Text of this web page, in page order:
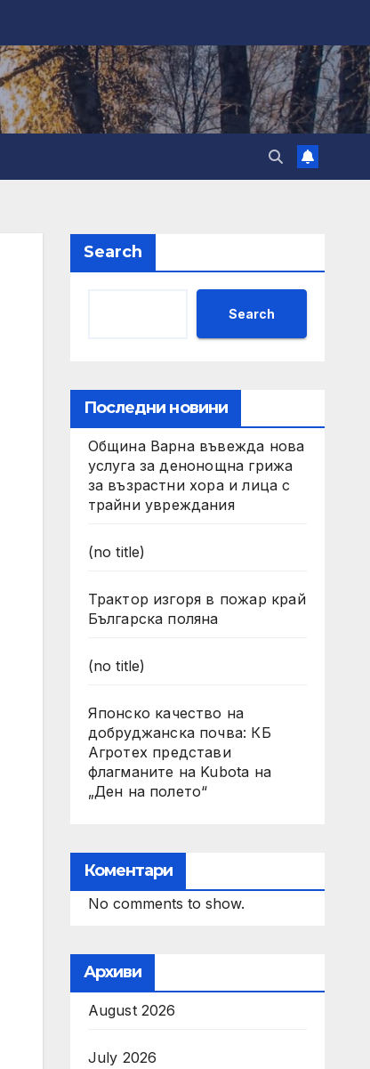
Search
Search
Последни новини
Община Варна въвежда нова
услуга за денонощна грижа
за възрастни хора и лица с
трайни увреждания
(no title)
Трактор изгоря в пожар край
Българска поляна
(no title)
Японско качество на
добруджанска почва: КБ
Агротех представи
флагманите на Kubota на
„Ден на полето“
Коментари
No comments to show.
Архиви
August 2026
July 2026